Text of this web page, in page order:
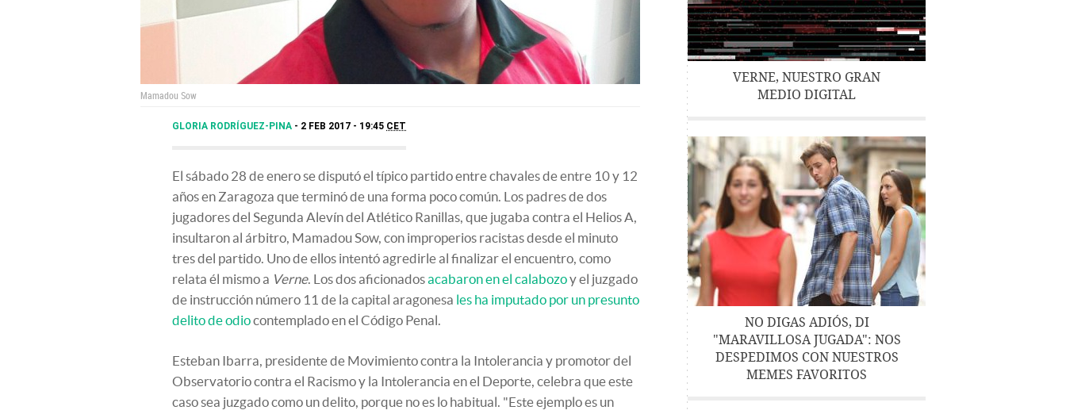
Mamadou Sow
GLORIA RODRÍGUEZ-PINA 2 FEB 2017 - 19:45 CET
El sábado 28 de enero se disputó el típico partido entre chavales de entre 10 y 12
años en Zaragoza que terminó de una forma poco común. Los padres de dos
jugadores del Segunda Alevín del Atlético Ranillas, que jugaba contra el Helios A,
insultaron al árbitro, Mamadou Sow, con improperios racistas desde el minuto
tres del partido. Uno de ellos intentó agredirle al finalizar el encuentro, como
relata él mismo a Verne. Los dos aficionadosacabaron en el calabozoy el juzgado
de instrucción número 11 de la capital aragonesa les ha imputado por un presunto
delito de odiocontemplado en el Código Penal.
Esteban Ibarra, presidente de Movimiento contra la Intolerancia y promotor del
Observatorio contra el Racismo y la Intolerancia en el Deporte, celebra que este
caso sea juzgado como un delito, porque no es lo habitual. "Este ejemplo es un
VERNE, NUESTRO GRAN
MEDIO DIGITAL
NO DIGAS ADIÓS, DI
"MARAVILLOSA JUGADA": NOS
DESPEDIMOS CON NUESTROS
MEMES FAVORITOS